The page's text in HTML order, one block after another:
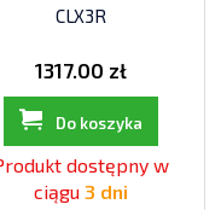
CLX3R
1317.00 zł
Do koszyka
dostępny w
ciągu 3 dni